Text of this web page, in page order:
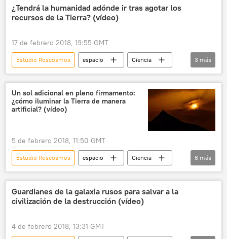
NASA
misión
exploración
noticias
¿Tendrá la humanidad adónde ir tras agotar los
recursos de la Tierra? (vídeo)
17 de febrero 2018, 19:55 GMT
Estudio Roscosmos espacio
Ciencia
Tierra
recurso noticias
3 más
Un sol adicional en pleno firmamento:
¿cómo iluminar la Tierra de manera
artificial? (vídeo)
5 de febrero 2018, 11:50 GMT
Estudio Roscosmos espacio
Ciencia
Internacional
Rusia
Roscosmos
Znamia 2
vela solar
6 más
Guardianes de la galaxia rusos para salvar a la
civilización de la destrucción (vídeo)
4 de febrero 2018, 13:31 GMT